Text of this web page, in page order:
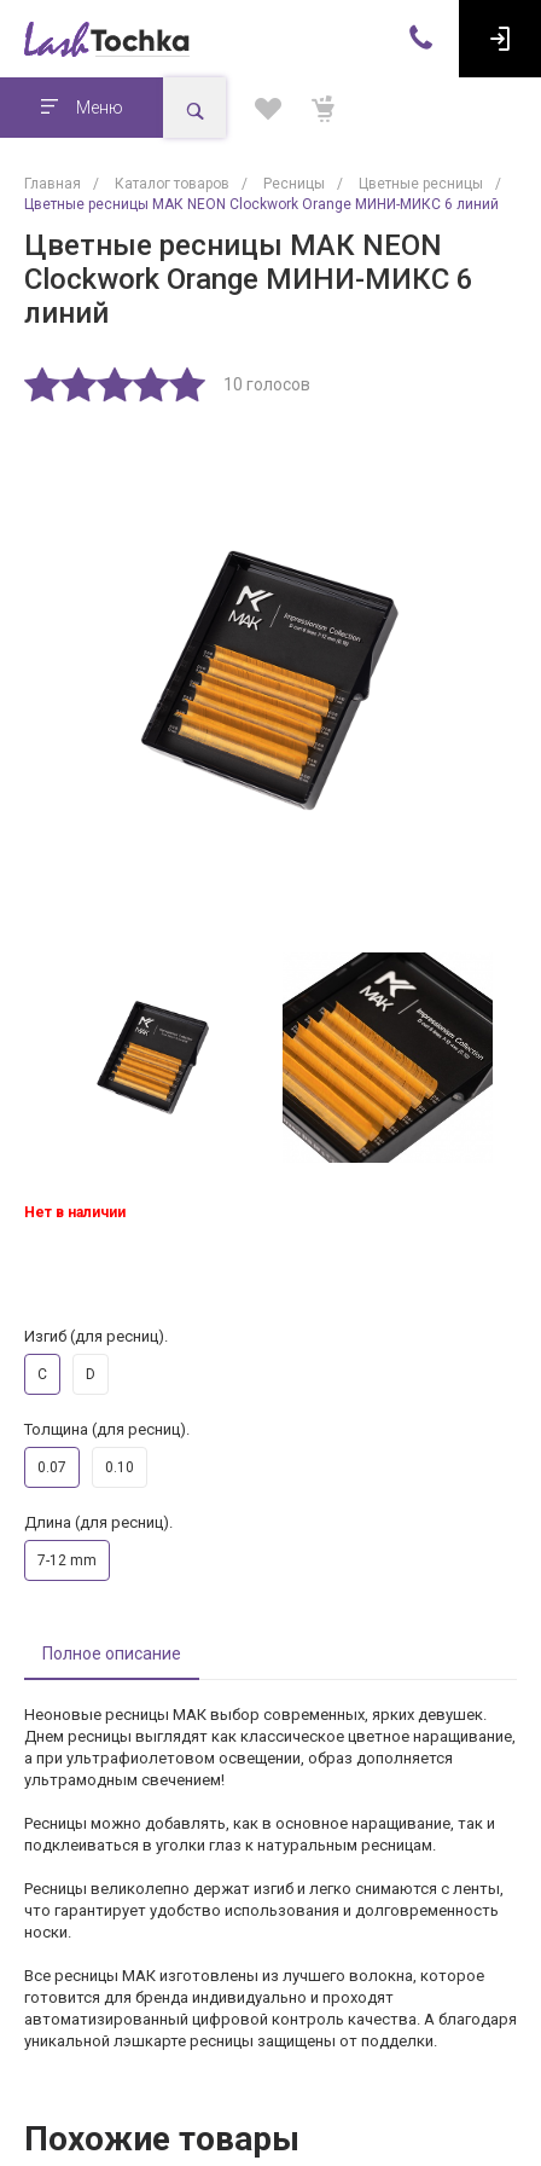
Меню
Главная / Каталог товаров / Ресницы / Цветные ресницы
/
Цветные ресницы МАК NEON Clockwork Orange МИНИ-МИКС 6 линий
Цветные ресницы МАК NEON
Clockwork Orange МИНИ-МИКС 6
линий
10 голосов
Нет в наличии
Изгиб (для ресниц).
C D
Толщина (для ресниц).
0.07 0.10
Длина (для ресниц).
7-12 mm
Полное описание
Неоновые ресницы МАК выбор современных, ярких девушек.
Днем ресницы выглядят как классическое цветное наращивание,
а при ультрафиолетовом освещении, образ дополняется
ультрамодным свечением!
Ресницы можно добавлять, как в основное наращивание, так и
подклеиваться в уголки глаз к натуральным ресницам.
Ресницы великолепно держат изгиб и легко снимаются с ленты,
что гарантирует удобство использования и долговременность
носки.
Все ресницы МАК изготовлены из лучшего волокна, которое
готовится для бренда индивидуально и проходят
автоматизированный цифровой контроль качества. А благодаря
уникальной лэшкарте ресницы защищены от подделки.
Похожие товары